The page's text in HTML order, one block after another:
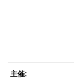
主催